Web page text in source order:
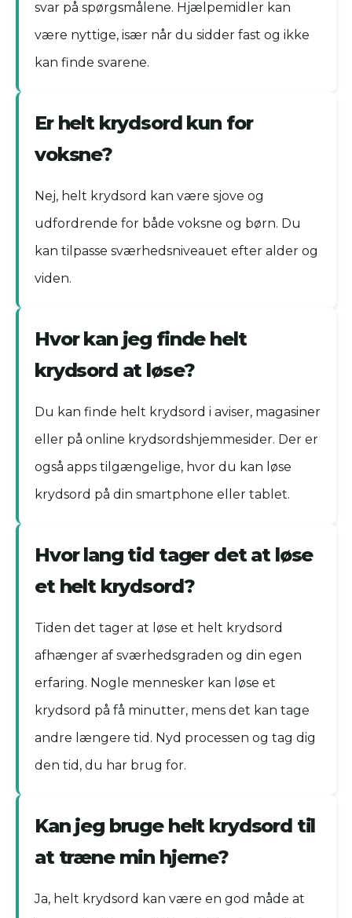
svar på spørgsmålene. Hjælpemidler kan
være nyttige, især når du sidder fast og ikke
kan finde svarene.
Er helt krydsord kun for
voksne?
Nej, helt krydsord kan være sjove og
udfordrende for både voksne og børn. Du
kan tilpasse sværhedsniveauet efter alder og
viden.
Hvor kan jeg finde helt
krydsord at løse?
Du kan finde helt krydsord i aviser, magasiner
eller på online krydsordshjemmesider. Der er
også apps tilgængelige, hvor du kan løse
krydsord på din smartphone eller tablet.
Hvor lang tid tager det at løse
et helt krydsord?
Tiden det tager at løse et helt krydsord
afhænger af sværhedsgraden og din egen
erfaring. Nogle mennesker kan løse et
krydsord på få minutter, mens det kan tage
andre længere tid. Nyd processen og tag dig
den tid, du har brug for.
Kan jeg bruge helt krydsord til
at træne min hjerne?
Ja, helt krydsord kan være en god måde at